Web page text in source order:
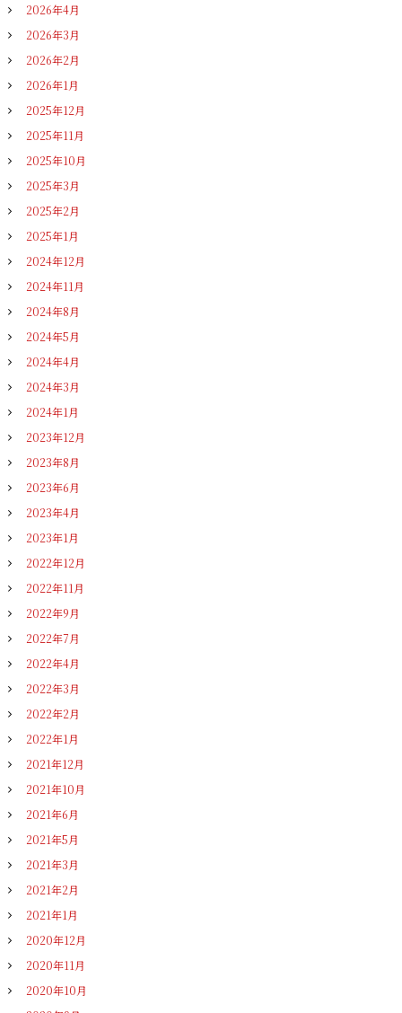
2026年4月
2026年3月
2026年2月
2026年1月
2025年12月
2025年11月
2025年10月
2025年3月
2025年2月
2025年1月
2024年12月
2024年11月
2024年8月
2024年5月
2024年4月
2024年3月
2024年1月
2023年12月
2023年8月
2023年6月
2023年4月
2023年1月
2022年12月
2022年11月
2022年9月
2022年7月
2022年4月
2022年3月
2022年2月
2022年1月
2021年12月
2021年10月
2021年6月
2021年5月
2021年3月
2021年2月
2021年1月
2020年12月
2020年11月
2020年10月